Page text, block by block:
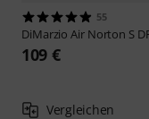
55
DiMarzioAir Norton S
109 €
Vergleichen